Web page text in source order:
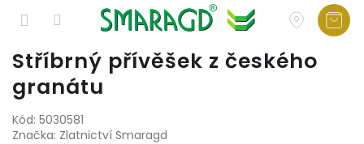
Přejít
na
obsah
Stříbrný přívěšek z českého
granátu
Kód: 5030581
Značka: Zlatnictví Smaragd